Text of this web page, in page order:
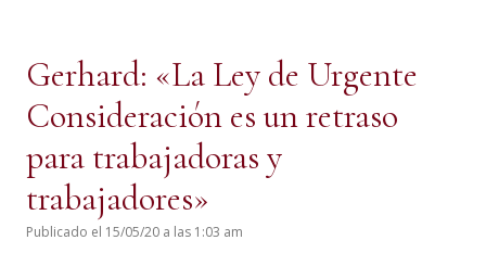
Gerhard: «La Ley de Urgente
Consideración es un retraso
para trabajadoras y
trabajadores»
Publicado el 15/05/20 a las 1:03 am